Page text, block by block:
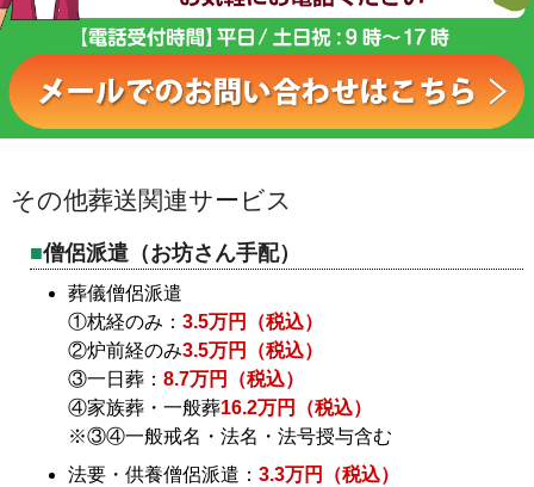
その他葬送関連サービス
僧侶派遣（お坊さん手配）
葬儀僧侶派遣
①枕経のみ： 3.5万円（税込）
②炉前経のみ3.5万円（税込）
③一日葬： 8.7万円（税込）
④家族葬・一般葬16.2万円（税込）
※③④一般戒名・法名・法号授与含む
法要・供養僧侶派遣： 3.3万円（税込）